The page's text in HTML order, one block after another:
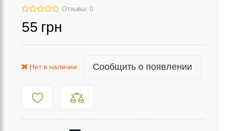
Отзывы: 0
55 грн
Нет в наличии Сообщить о появлении